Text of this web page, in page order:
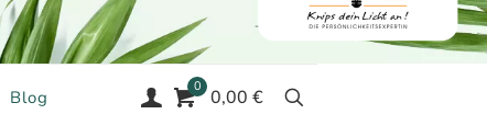
Blog
0 0,00 €